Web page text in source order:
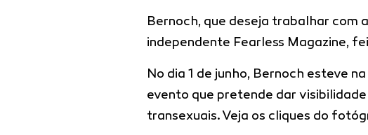
Bernoch, que deseja trabalhar com
independente Fearless Magazine,
No dia 1 de junho, Bernoch esteve na
evento que pretende dar
transexuais. Veja os cliques do